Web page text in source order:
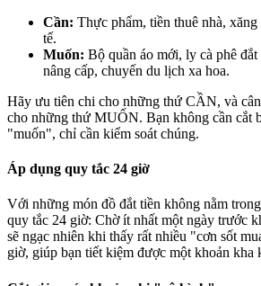
Cần: Thực phẩm, tiền thuê nhà,
tế.
Muốn: Bộ quần áo mới, ly cà phê
nâng cấp, chuyến du lịch xa hoa.
Hãy ưu tiên chi cho những thứ CẦN, và
cho những thứ MUỐN. Bạn không cần cắt
"muốn", chỉ cần kiểm soát chúng.
Áp dụng quy tắc 24 giờ
Với những món đồ đắt tiền không nằm
quy tắc 24 giờ: Chờ ít nhất một ngày trước
sẽ ngạc nhiên khi thấy rất nhiều "cơn sốt
giờ, giúp bạn tiết kiệm được một khoản kha